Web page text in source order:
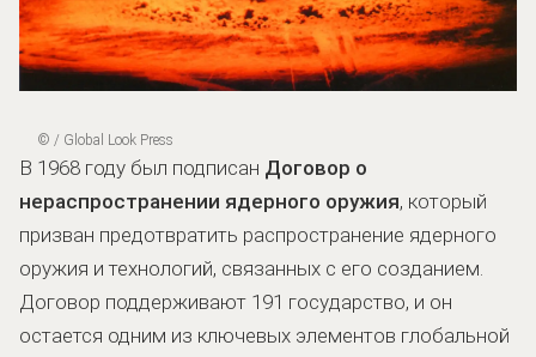
© / Global Look Press
В 1968 году был подписан Договор о
нераспространении ядерного оружия, который
призван предотвратить распространение ядерного
оружия и технологий, связанных с его созданием.
Договор поддерживают 191 государство, и он
остается одним из ключевых элементов глобальной